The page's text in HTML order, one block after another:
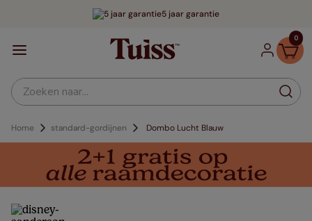
5 jaar garantie
0
Zoeken naar...
Home standard-gordijnen Dombo Lucht Blauw